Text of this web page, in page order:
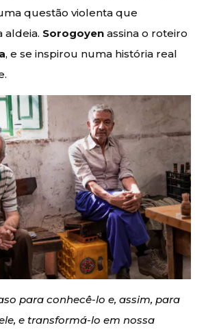
questão violenta que
aldeia. Sorogoyen assina o roteiro
, e se inspirou numa história real
para conhecê-lo e, assim, para
e transformá-lo em nossa